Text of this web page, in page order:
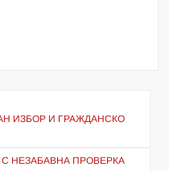
ИЗБОР И ГРАЖДАНСКО
НЕЗАБАВНА ПРОВЕРКА